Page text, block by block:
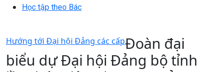
Học tập theo Bác
Hướng tới Đại hội Đảng các cấpĐoàn đại
biểu dự Đại hội Đảng bộ tỉnh